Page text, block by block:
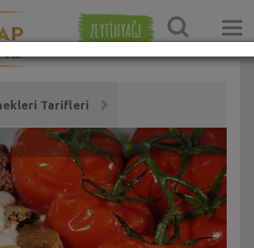
ZEYTİNYAĞI
Tarifleri